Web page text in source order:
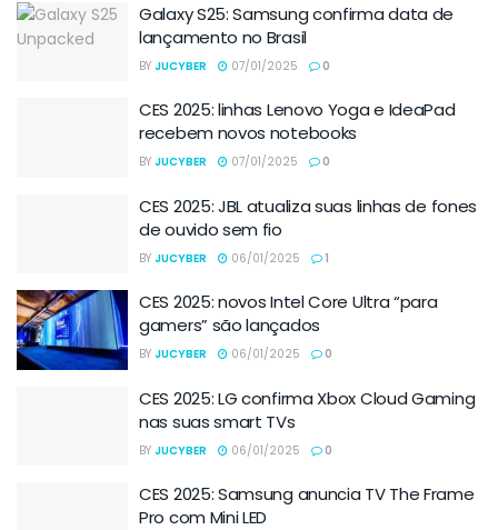
Galaxy S25: Samsung confirma data de
lançamento no Brasil
BY JUCYBER 07/01/2025 0
CES 2025: linhas Lenovo Yoga e IdeaPad
recebem novos notebooks
BY JUCYBER 07/01/2025 0
CES 2025: JBL atualiza suas linhas de fones
de ouvido sem fio
BY JUCYBER 06/01/2025 1
CES 2025: novos Intel Core Ultra “para
gamers” são lançados
BY JUCYBER 06/01/2025 0
CES 2025: LG confirma Xbox Cloud Gaming
nas suas smart TVs
BY JUCYBER 06/01/2025 0
CES 2025: Samsung anuncia TV The Frame
Pro com Mini LED